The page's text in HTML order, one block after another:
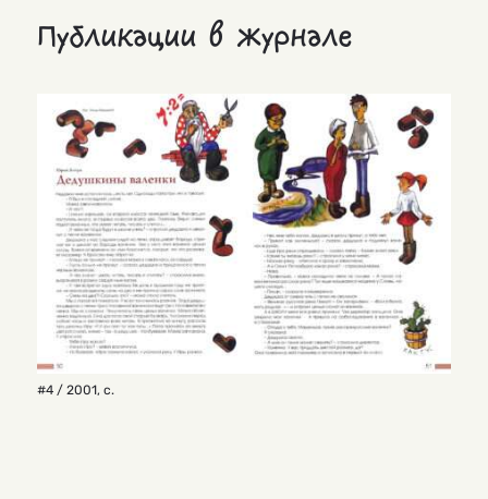
Публикации в журнале
#4 / 2001, с.